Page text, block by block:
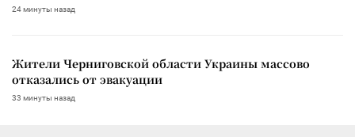
24 минуты назад
Жители Черниговской области Украины массово
отказались от эвакуации
33 минуты назад